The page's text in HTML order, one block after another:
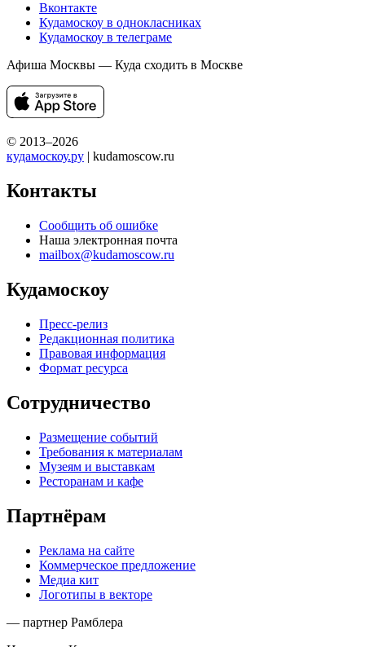
Вконтакте
Кудамоскоу в однокласниках
Кудамоскоу в телеграме
Афиша Москвы — Куда сходить в Москве
© 2013–2026
кудамоскоу.ру | kudamoscow.ru
Контакты
Сообщить об ошибке
Наша электронная почта
mailbox@kudamoscow.ru
Кудамоскоу
Пресс-релиз
Редакционная политика
Правовая информация
Формат ресурса
Сотрудничество
Размещение событий
Требования к материалам
Музеям и выставкам
Ресторанам и кафе
Партнёрам
Реклама на сайте
Коммерческое предложение
Медиа кит
Логотипы в векторе
— партнер Рамблера